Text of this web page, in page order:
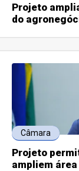
Projeto
do
Câmara
Projeto
ampliem